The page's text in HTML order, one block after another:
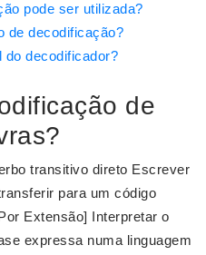
pode ser utilizada?
de decodificação?
do decodificador?
de
transitivo direto Escrever
para um código
Extensão] Interpretar o
expressa numa linguagem